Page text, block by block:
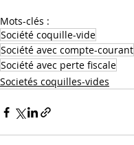
Mots-clés :
Société coquille-vide
Société avec compte-courant
Société avec perte fiscale
Societés coquilles-vides